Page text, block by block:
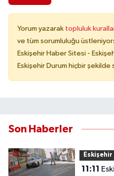
Yorum yazarak topluluk
ve tüm sorumluluğu
Eskişehir Haber Sitesi -
Eskişehir Durum hiçbir
Son Haberler
11:11